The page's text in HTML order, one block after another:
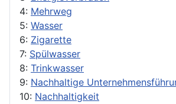
4: Mehrweg
5: Wasser
6: Zigarette
7: Spülwasser
8: Trinkwasser
9: Nachhaltige
10: Nachhaltigkeit